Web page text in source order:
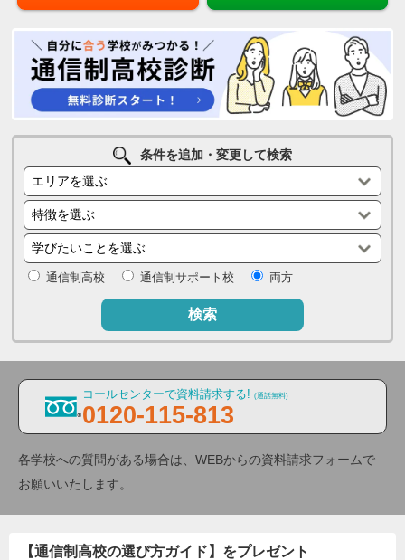
条件を追加・変更して検索
通信制高校 通信制サポート校 両方
検索
コールセンターで資料請求する! (通話無料)
0120-115-813
各学校への質問がある場合は、WEBからの資料請求フォームで
お願いいたします。
【通信制高校の選び方ガイド】をプレゼント